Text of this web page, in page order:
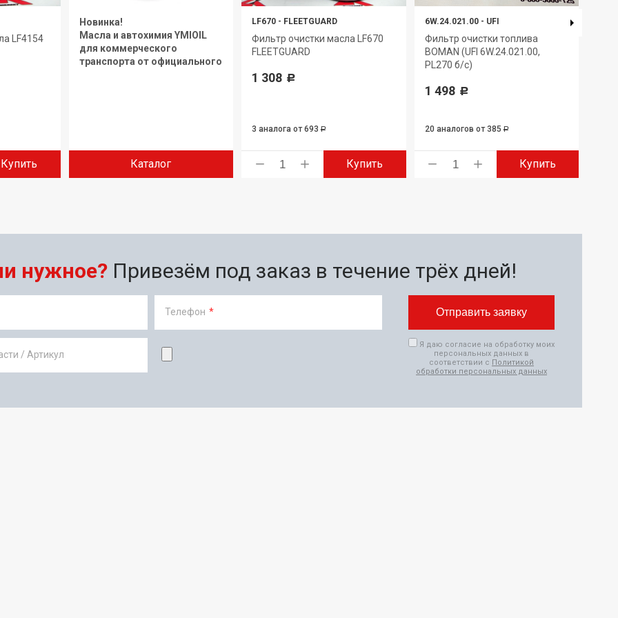
LF4154
Купить
Новинка!
Масла и автохимия YMIOIL
для коммерческого
транспорта от официального
Каталог
LF670 - FLEETGUARD
Фильтр очистки масла LF670
FLEETGUARD
1 308 Р
3 аналога от 693 Р
Купить
6W.24.021.00 - UFI
Фильтр очистки топлива
BOMAN (UFI 6W.24.021.00,
PL270 б/с)
1 498 Р
20 аналогов от 385 Р
Купить
нужное? Привезём под заказ в течение трёх дней!
Телефон *
/ Артикул
Я даю согласие на обработку моих
персональных данных в
соответствии с Политикой
обработки персональных данных